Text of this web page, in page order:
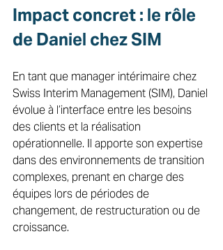
Impact concret : le rôle
de Daniel chez SIM
En tant que manager intérimaire chez
Swiss Interim Management (SIM), Daniel
évolue à l’interface entre les besoins
des clients et la réalisation
opérationnelle. Il apporte son expertise
dans des environnements de transition
complexes, prenant en charge des
équipes lors de périodes de
changement, de restructuration ou de
croissance.